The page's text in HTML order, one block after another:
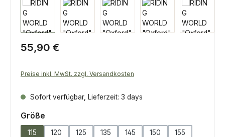
Regulärer Preis:
55,90 €
Preise inkl. MwSt. zzgl. Versandkosten
Sofort verfügbar, Lieferzeit: 3 days
Größe
115 120 125 135 145 150
155